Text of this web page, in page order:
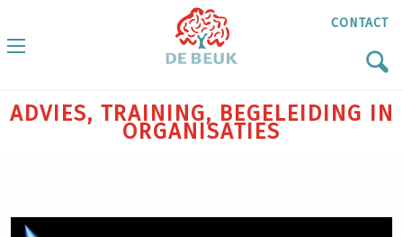
CONTACT
ADVIES, TRAINING, BEGELEIDING IN
ORGANISATIES